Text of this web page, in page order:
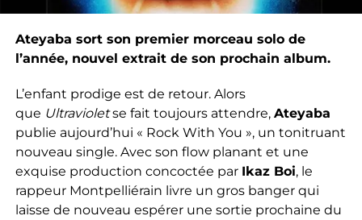
Ateyaba sort son premier morceau solo de
l’année, nouvel extrait de son prochain album.
L’enfant prodige est de retour. Alors
que Ultravioletse fait toujours attendre, Ateyaba
publie aujourd’hui « Rock With You », un tonitruant
nouveau single. Avec son flow planant et une
exquise production concoctée par Ikaz Boi, le
rappeur Montpelliérain livre un gros banger qui
laisse de nouveau espérer une sortie prochaine du